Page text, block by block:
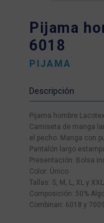
Pijama
6018
PIJAMA
Descripción
Pijama hombre
Camiseta de manga
el pecho. Manga con
Pantalón largo
Presentación: Bolsa
Color: Único
Tallas: S, M, L, XL y XXL
Composición: 50%
Combinan: 6018 y 7009